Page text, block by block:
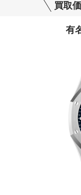
買取
有